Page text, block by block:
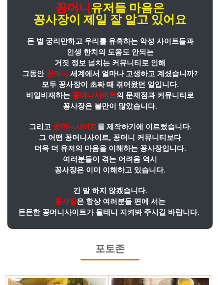
꽁머니 유저들 마음은
꽁사장이 제일 잘 알고 있어요
돈 벌 궁리만하고 우리를 유혹하는 악성 사이트들과
인생 한치의 도움도 안되는
거짓 정보 넘치는 커뮤니티로 인해
그동안 꽁머니 세계에서 얼마나 고생하고 계셨습니까?
모두 꽁사장이 초짜 때 겪어왔던 일입니다.
비일비재하는 꽁머니사이트의 문제점과 커뮤니티로
꽁사장은 불만이 많았습니다.
그리고 꽁머니사이트를 제작하기에 이르렀습니다.
그 어떤 꽁머니사이트, 꽁머니 커뮤니티보다
더욱 더 유저의 마음을 이해하는 꽁사장입니다.
여러분들이 겪는 어려움 역시
꽁사장은 이미 이해하고 있습니다.
긴 말 하지 않겠습니다.
꽁사장은 항상 여러분들 편에 서는
든든한 꽁머니사이트가 될테니 지켜봐 주시길 바랍니다.
포토존